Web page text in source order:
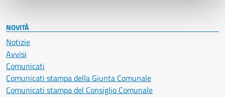
NOVITÀ
Notizie
Avvisi
Comunicati
Comunicati stampa della Giunta Comunale
Comunicati stampa del Consiglio Comunale